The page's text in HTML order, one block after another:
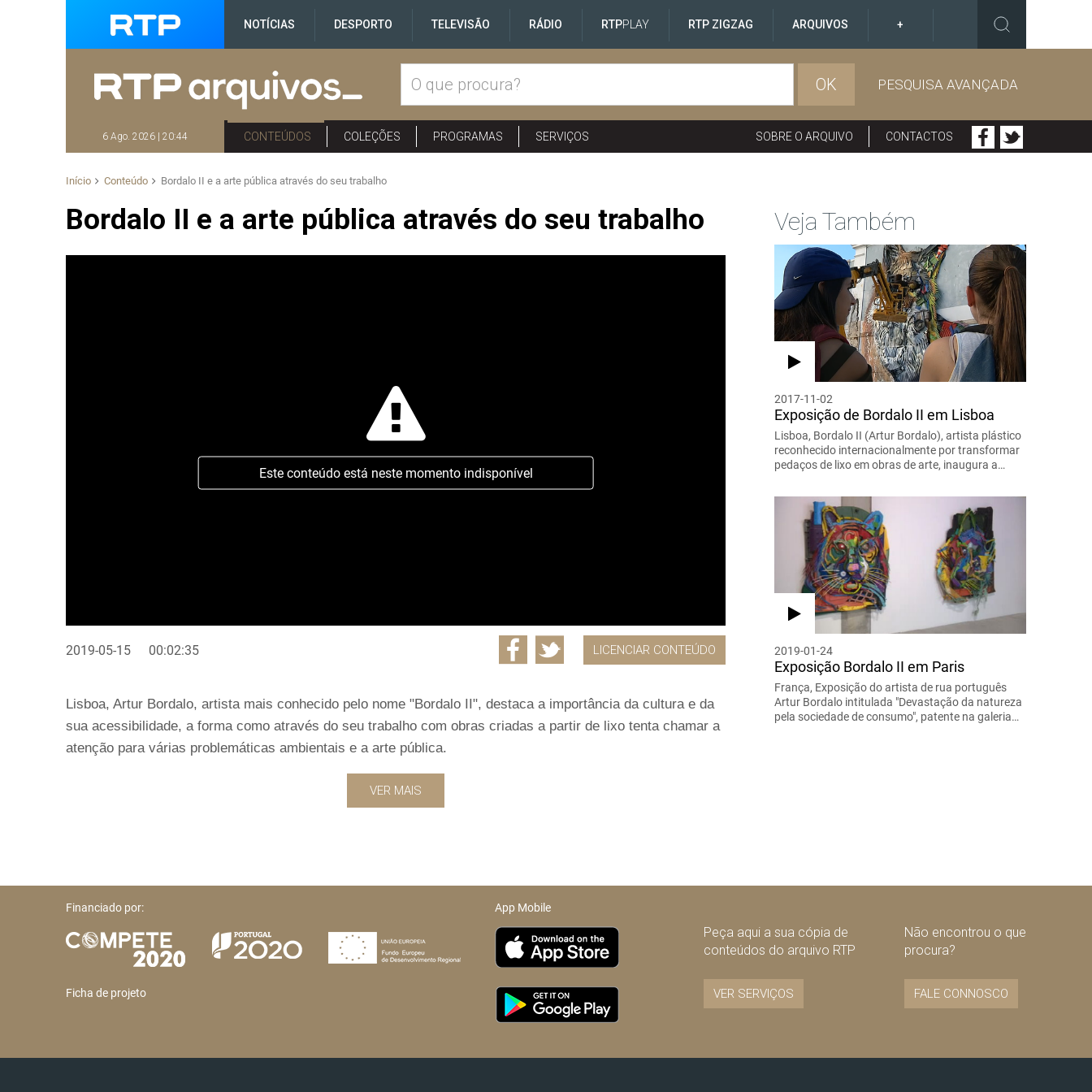
NOTÍCIAS DESPORTO TELEVISÃO RÁDIO RTPPLAY RTP ZIGZAG ARQUIVOS +
OK PESQUISA AVANÇADA
6 Ago. 2026 | 20:44 CONTEÚDOS COLEÇÕES PROGRAMAS SERVIÇOS SOBRE O ARQUIVO CONTACTOS
Início Conteúdo Bordalo II e a arte pública através do seu trabalho
Bordalo II e a arte pública através do seu trabalho
Este conteúdo está neste momento indisponível
2019-05-15 00:02:35 LICENCIAR CONTEÚDO
Lisboa, Artur Bordalo, artista mais conhecido pelo nome "Bordalo II", destaca a importância da cultura e da
sua acessibilidade, a forma como através do seu trabalho com obras criadas a partir de lixo tenta chamar a
atenção para várias problemáticas ambientais e a arte pública.
VER MAIS
Veja Também
2017-11-02
Exposição de Bordalo II em Lisboa
Lisboa, Bordalo II (Artur Bordalo), artista plástico
reconhecido internacionalmente por transformar
pedaços de lixo em obras de arte, inaugura a…
2019-01-24
Exposição Bordalo II em Paris
França, Exposição do artista de rua português
Artur Bordalo intitulada "Devastação da natureza
pela sociedade de consumo", patente na galeria…
Financiado por:
Ficha de projeto
App Mobile
Peça aqui a sua cópia de
conteúdos do arquivo RTP
VER SERVIÇOS
Não encontrou o que
procura?
FALE CONNOSCO